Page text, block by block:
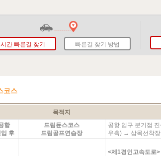
간 빠른길 찾기 빠른길 찾기 방법
코스
목적지
항
후
드림듄스코스
드림골프연습장
공항 입구 분기점
우측) → 삼목선착장
<제1경인고속도로>